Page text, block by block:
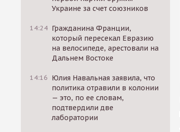
Украине за счет союзников
14:24 Гражданина Франции,
который пересекал Евразию
на велосипеде, арестовали на
Дальнем Востоке
14:16 Юлия Навальная заявила, что
политика отравили в колонии
— это, по ее словам,
подтвердили две
лаборатории